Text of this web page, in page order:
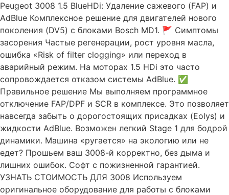
Peugeot 3008 1.5 BlueHDi: Удаление сажевого (FAP) и
AdBlue Комплексное решение для двигателей нового
поколения (DV5) с блоками Bosch MD1. 🚩 Симптомы
засорения Частые регенерации, рост уровня масла,
ошибка «Risk of filter clogging» или переход в
аварийный режим. На моторах 1.5 HDi это часто
сопровождается отказом системы AdBlue. ✅
Правильное решение Мы выполняем программное
отключение FAP/DPF и SCR в комплексе. Это позволяет
навсегда забыть о дорогостоящих присадках (Eolys) и
жидкости AdBlue. Возможен легкий Stage 1 для бодрой
динамики. Машина «ругается» на экологию или не
едет? Прошьем ваш 3008-й корректно, без дыма и
лишних ошибок. Софт с пожизненной гарантией.
УЗНАТЬ СТОИМОСТЬ ДЛЯ 3008 Используем
оригинальное оборудование для работы с блоками